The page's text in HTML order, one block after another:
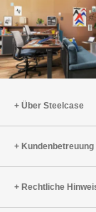
Über Steelcase
Kundenbetreuung
Rechtliche